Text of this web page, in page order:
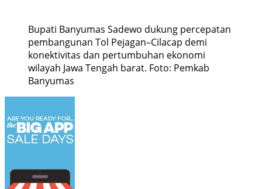
Bupati Banyumas Sadewo dukung percepatan
pembangunan Tol Pejagan–Cilacap demi
konektivitas dan pertumbuhan ekonomi
wilayah Jawa Tengah barat. Foto: Pemkab
Banyumas